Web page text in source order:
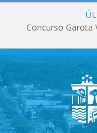
Concurso Garota